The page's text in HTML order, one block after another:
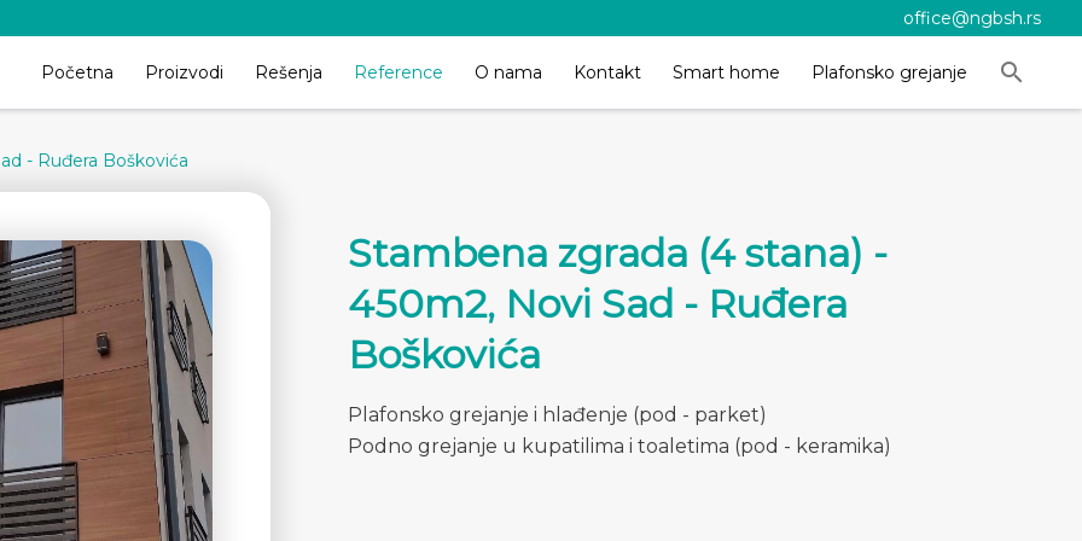
office@ngbsh.rs
Početna Proizvodi Rešenja Reference O nama Kontakt Smart home Plafonsko grejanje search
- Ruđera Boškovića
Stambena zgrada (4 stana) -
450m2, Novi Sad - Ruđera
Boškovića
Plafonsko grejanje i hlađenje (pod - parket)
Podno grejanje u kupatilima i toaletima (pod - keramika)